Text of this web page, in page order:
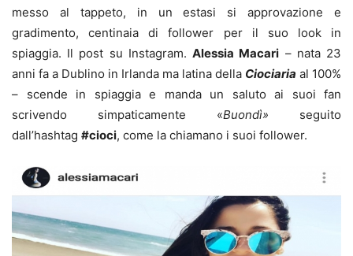
messo al tappeto, in un estasi si approvazione e
gradimento, centinaia di follower per il suo look in
spiaggia. Il post su Instagram.Alessia Macari – nata 23
anni fa a Dublino in Irlanda ma latina della Ciociaria al 100%
– scende in spiaggia e manda un saluto ai suoi fan
scrivendo simpaticamente «Buondì» seguito
dall’hashtag #cioci, come la chiamano i suoi follower.